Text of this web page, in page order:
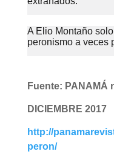
A Elio Montaño
peronismo a veces
Fuente: PANAMÁ
DICIEMBRE 2017
http://
peron/